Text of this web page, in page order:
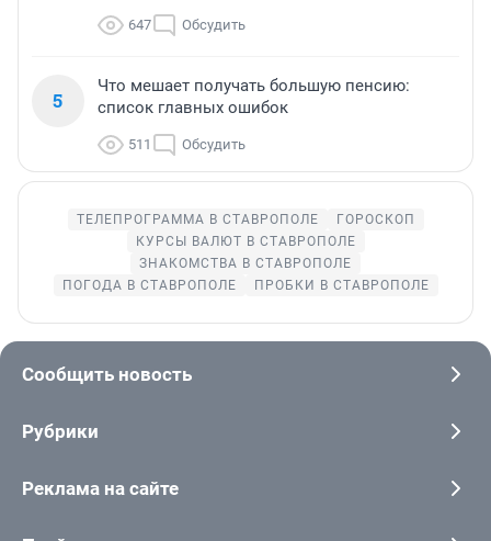
647 Обсудить
5
Что мешает получать большую пенсию:
список главных ошибок
511 Обсудить
ТЕЛЕПРОГРАММА В СТАВРОПОЛЕ
ГОРОСКОП
КУРСЫ ВАЛЮТ В СТАВРОПОЛЕ
ЗНАКОМСТВА В СТАВРОПОЛЕ
ПОГОДА В СТАВРОПОЛЕ
ПРОБКИ В СТАВРОПОЛЕ
Сообщить новость
Рубрики
Реклама на сайте